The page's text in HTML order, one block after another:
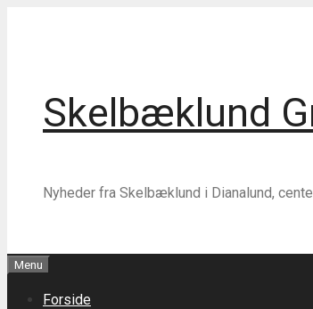
Skelbæklund
Nyheder fra Skelbæklund i Dianalund,
Menu
Forside